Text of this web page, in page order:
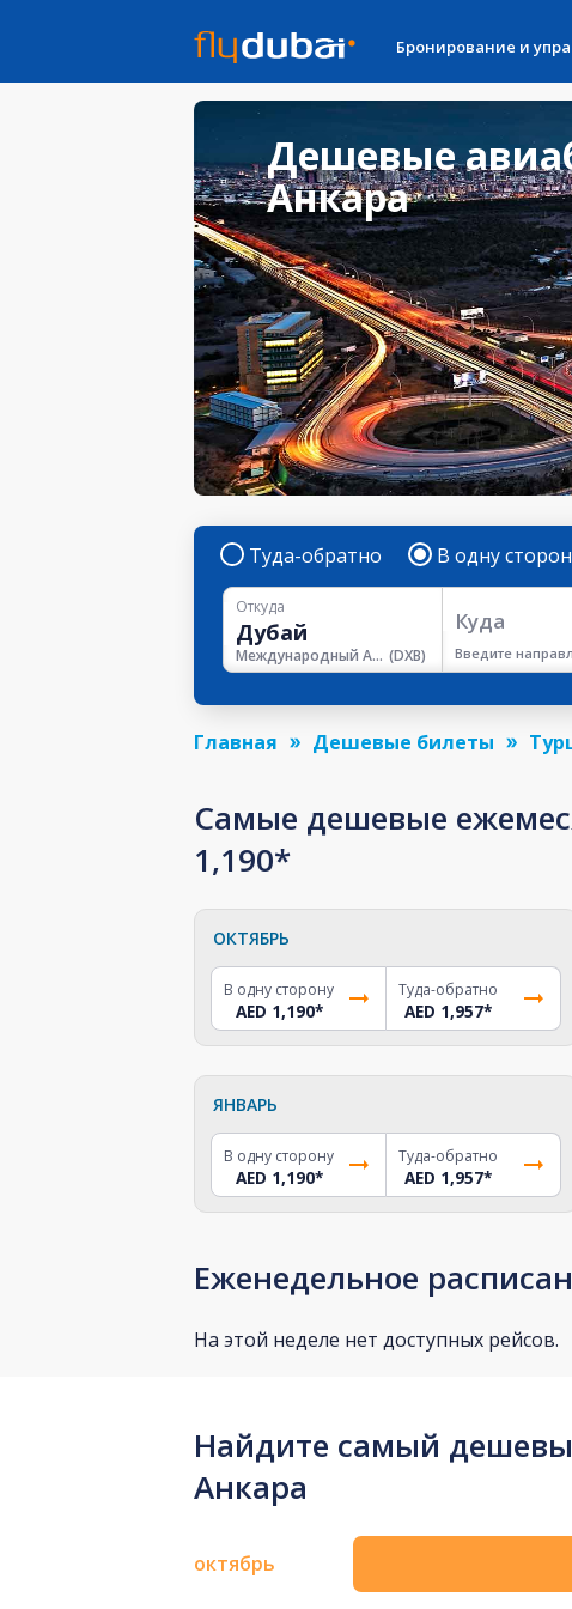
Бронирование и
Дешевые
Анкара
Туда-обратно В одну
Откуда
Международный Аэропорт Дубая (DXB)
Куда
Введите
Главная Дешевые билеты
Самые дешевые
1,190*
ОКТЯБРЬ
В одну сторону
AED 1,190*
Туда-обратно
AED 1,957*
ЯНВАРЬ
В одну сторону
AED 1,190*
Туда-обратно
AED 1,957*
Еженедельное
На этой неделе нет доступных рейсов.
Найдите самый
Анкара
октябрь